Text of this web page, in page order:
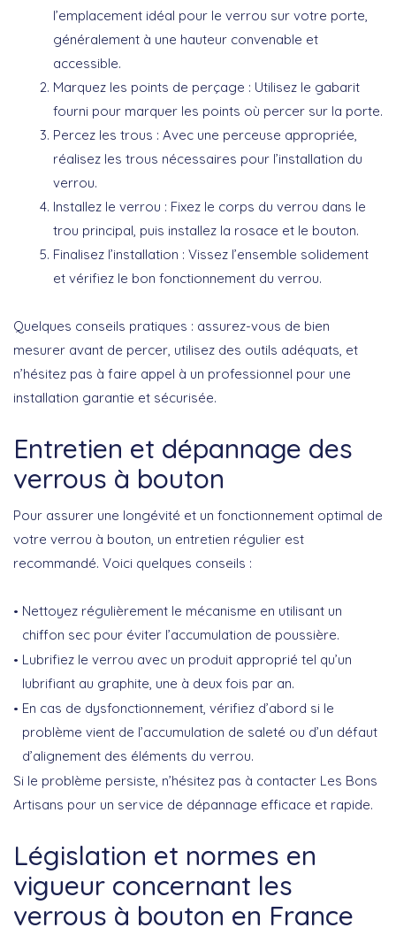
l’emplacement idéal pour le verrou sur votre porte,
généralement à une hauteur convenable et
accessible.
Marquez les points de perçage : Utilisez le gabarit
fourni pour marquer les points où percer sur la porte.
Percez les trous : Avec une perceuse appropriée,
réalisez les trous nécessaires pour l’installation du
verrou.
Installez le verrou : Fixez le corps du verrou dans le
trou principal, puis installez la rosace et le bouton.
Finalisez l’installation : Vissez l’ensemble solidement
et vérifiez le bon fonctionnement du verrou.
Quelques conseils pratiques : assurez-vous de bien
mesurer avant de percer, utilisez des outils adéquats, et
n’hésitez pas à faire appel à un professionnel pour une
installation garantie et sécurisée.
Entretien et dépannage des
verrous à bouton
Pour assurer une longévité et un fonctionnement optimal de
votre verrou à bouton, un entretien régulier est
recommandé. Voici quelques conseils :
Nettoyez régulièrement le mécanisme en utilisant un
chiffon sec pour éviter l’accumulation de poussière.
Lubrifiez le verrou avec un produit approprié tel qu’un
lubrifiant au graphite, une à deux fois par an.
En cas de dysfonctionnement, vérifiez d’abord si le
problème vient de l’accumulation de saleté ou d’un défaut
d’alignement des éléments du verrou.
Si le problème persiste, n’hésitez pas à contacter Les Bons
Artisans pour un service de dépannage efficace et rapide.
Législation et normes en
vigueur concernant les
verrous à bouton en France